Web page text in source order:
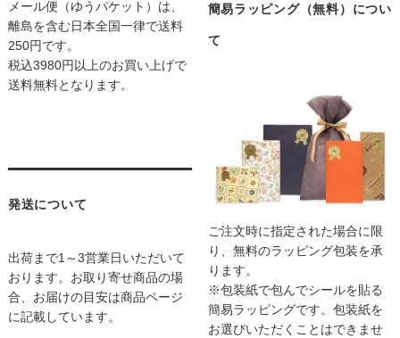
メール便（ゆうパケット）は、
離島を含む日本全国一律で送料
250円です。
税込3980円以上のお買い上げで
送料無料となります。
発送について
出荷まで1～3営業日いただいて
おります。お取り寄せ商品の場
合、お届けの目安は商品ページ
に記載しています。
簡易ラッピング（無料）につい
て
ご注文時に指定された場合に限
り、無料のラッピング包装を承
ります。
※包装紙で包んでシールを貼る
簡易ラッピングです。包装紙を
お選びいただくことはできませ